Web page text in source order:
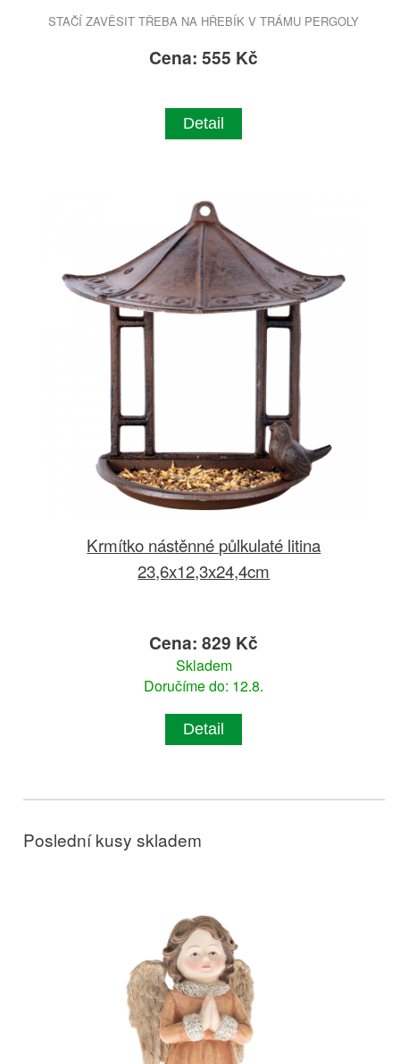
STAČÍ ZAVĚSIT TŘEBA NA HŘEBÍK V TRÁMU PERGOLY
Cena: 555 Kč
Detail
Krmítko nástěnné půlkulaté litina
23,6x12,3x24,4cm
Cena: 829 Kč
Skladem
Doručíme do: 12.8.
Detail
Poslední kusy skladem